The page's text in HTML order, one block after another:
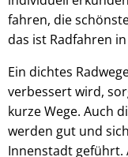
fahren, die
das ist Radfahren
Ein dichtes
verbessert wird,
kurze Wege. Auch
werden gut und
Innenstadt geführt.